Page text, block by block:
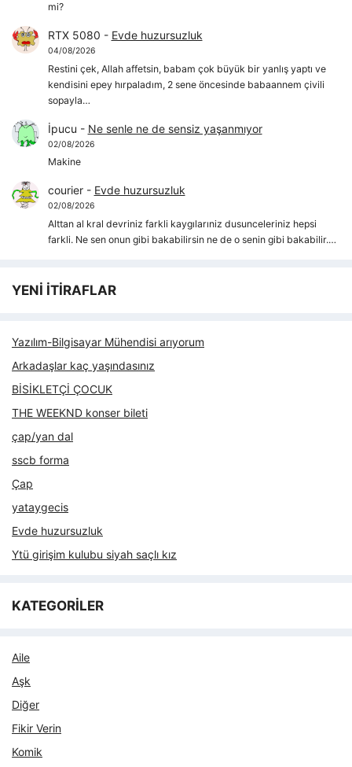
mi?
RTX 5080 - Evde huzursuzluk
04/08/2026
Restini çek, Allah affetsin, babam çok büyük bir yanlış yaptı ve
kendisini epey hırpaladım, 2 sene öncesinde babaannem çivili
sopayla…
İpucu - Ne senle ne de sensiz yaşanmıyor
02/08/2026
Makine
courier- Evde huzursuzluk
02/08/2026
Alttan al kral devriniz farkli kaygılarıniz dusunceleriniz hepsi
farkli. Ne sen onun gibi bakabilirsin ne de o senin gibi bakabilir.…
YENİ İTİRAFLAR
Yazılım-Bilgisayar Mühendisi arıyorum
Arkadaşlar kaç yaşındasınız
BİSİKLETÇİ ÇOCUK
THE WEEKND konser bileti
çap/yan dal
sscb forma
Çap
yataygecis
Evde huzursuzluk
Ytü girişim kulubu siyah saçlı kız
KATEGORİLER
Aile
Aşk
Diğer
Fikir Verin
Komik